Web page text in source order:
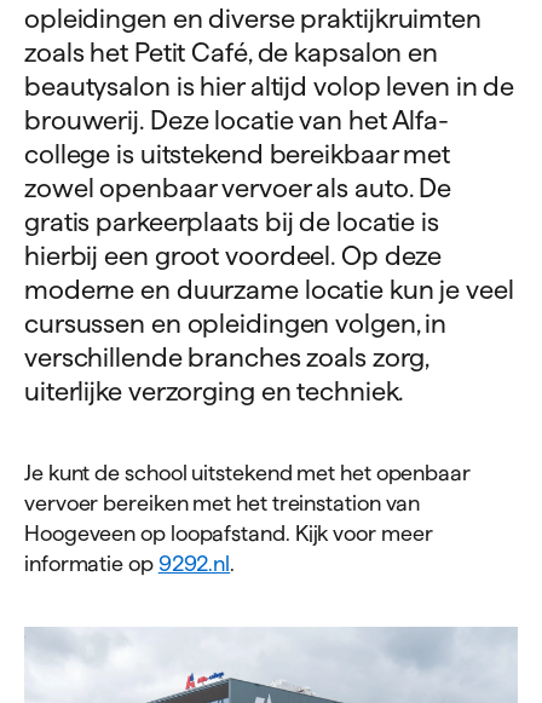
opleidingen en diverse praktijkruimten
zoals het Petit Café, de kapsalon en
beautysalon is hier altijd volop leven in de
brouwerij. Deze locatie van het Alfa-
college is uitstekend bereikbaar met
zowel openbaar vervoer als auto. De
gratis parkeerplaats bij de locatie is
hierbij een groot voordeel. Op deze
moderne en duurzame locatie kun je veel
cursussen en opleidingen volgen, in
verschillende branches zoals zorg,
uiterlijke verzorging en techniek.
Je kunt de school uitstekend met het openbaar
vervoer bereiken met het treinstation van
Hoogeveen op loopafstand. Kijk voor meer
informatie op 9292.nl